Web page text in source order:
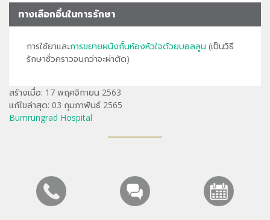
ทางเลือกอื่นในการรักษา
การใช้ยาและการขยายผนังกั้นห้องหัวใจด้วยบอลลูน (เป็นวิธี
รักษาชั่วคราวจนกว่าจะผ่าตัด)
สร้างเมื่อ: 17 พฤศจิกายน 2563
แก้ไขล่าสุด: 03 กุมภาพันธ์ 2565
Bumrungrad Hospital